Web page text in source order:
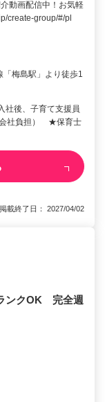
動画配信中！お気軽
create-group/#/pl
梅島駅」より徒歩1
後、子育て支援員
会社負担） ★保育士
載終了日： 2027/04/02
ンクOK 完全週